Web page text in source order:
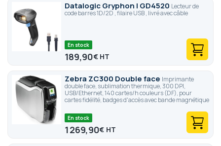
Datalogic Gryphon I GD4520 Lecteur de
code barres 1D/2D , filaire USB , livré avec câble
En stock
189,90€
Zebra ZC300 Double face Imprimante
double face, sublimation thermique, 300 DPI,
USB/Ethernet, 140 cartes/h couleurs (DF), pour
cartes fidélité, badges d'accès avec bande magnétique
En stock
1 269,90€